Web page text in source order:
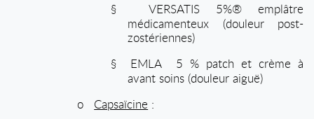
§
VERSATIS 5%® emplâtre
médicamenteux (douleur post-
zostériennes)
§
EMLA 5 % patch et crèmeà
avant soins (douleur aiguë)
o
Capsaïcine :